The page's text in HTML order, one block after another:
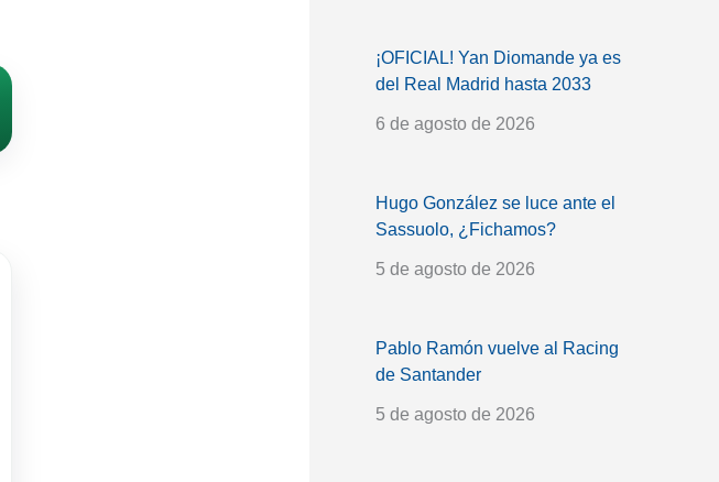
¡OFICIAL! Yan Diomande ya es
del Real Madrid hasta 2033
6 de agosto de 2026
Hugo González se luce ante el
Sassuolo, ¿Fichamos?
5 de agosto de 2026
Pablo Ramón vuelve al Racing
de Santander
5 de agosto de 2026